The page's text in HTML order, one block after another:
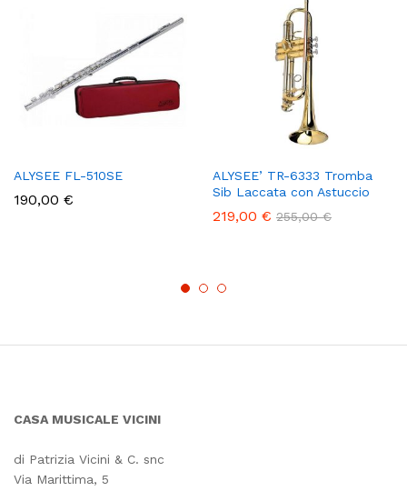
ALYSEE FL-510SE
190,00 €
ALYSEE’ TR-6333 Tromba
Sib Laccata con Astuccio
219,00 € 255,00€
CASA MUSICALE VICINI
di Patrizia Vicini & C. snc
Via Marittima, 5